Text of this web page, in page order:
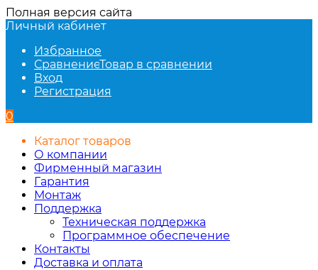
Полная версия сайта
Личный кабинет
Избранное
СравнениеТовар в сравнении
Вход
Регистрация
0
Каталог товаров
О компании
Фирменный магазин
Гарантия
Монтаж
Поддержка
Техническая поддержка
Программное обеспечение
Контакты
Доставка и оплата